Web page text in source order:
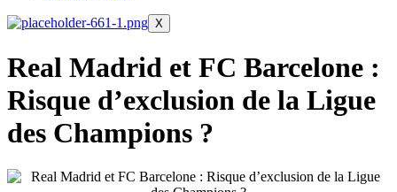
X
Real Madrid et FC Barcelone :
Risque d’exclusion de la Ligue
des Champions ?